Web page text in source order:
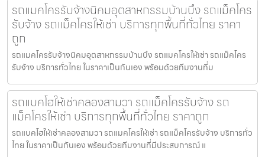
รถแมคโครรับจ้างนิคมอุตสาหกรรมบ้านบึง รถแม็คโคร
รับจ้าง รถแม็คโครให้เช่า บริการทุกพื้นที่ทั่วไทย ราคา
ถูก
รถแมคโครรับจ้างนิคมอุตสาหกรรมบ้านบึง รถแมคโครให้เช่า รถแม็คโคร
รับจ้าง บริการทั่วไทย ในราคาเป็นกันเอง พร้อมด้วยทีมงานที่ม
รถแบคโฮให้เช่าคลองสามวา รถแม็คโครรับจ้าง รถ
แม็คโครให้เช่า บริการทุกพื้นที่ทั่วไทย ราคาถูก
รถแบคโฮให้เช่าคลองสามวา รถแมคโครให้เช่า รถแม็คโครรับจ้าง บริการทั่ว
ไทย ในราคาเป็นกันเอง พร้อมด้วยทีมงานที่มีประสบการณ์ แ